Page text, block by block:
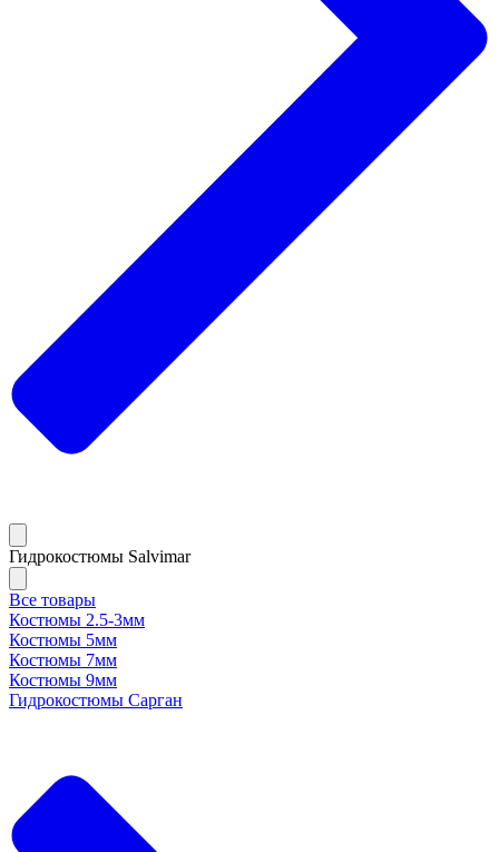
Гидрокостюмы Salvimar
Все товары
Костюмы 2.5-3мм
Костюмы 5мм
Костюмы 7мм
Костюмы 9мм
Гидрокостюмы Сарган